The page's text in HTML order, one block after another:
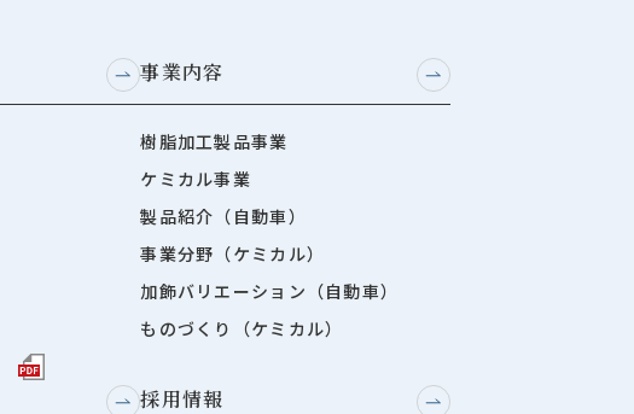
事業内容
樹脂加工製品事業
ケミカル事業
製品紹介（自動車）
事業分野（ケミカル）
加飾バリエーション（自動車）
ものづくり（ケミカル）
採用情報